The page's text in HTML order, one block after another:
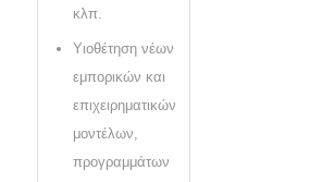
κλπ.
Υιοθέτηση νέων
εμπορικών και
επιχειρηματικών
μοντέλων,
προγραμμάτων